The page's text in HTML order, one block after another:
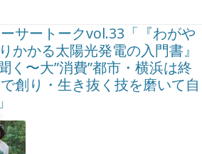
サートークvol.33「『わがや
かかる太陽光発電の入門書』
く〜大”消費”都市・横浜は終
創り・生き抜く技を磨いて自